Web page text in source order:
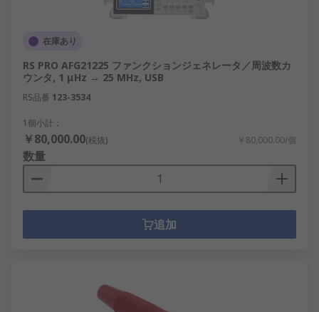
在庫あり
RS PRO AFG21225 ファンクションジェネレータ／周波数カ
ウンタ, 1 μHz → 25 MHz, USB
RS品番 123-3534
1個小計：
￥80,000.00(税抜) ￥80,000.00/個
数量
追加